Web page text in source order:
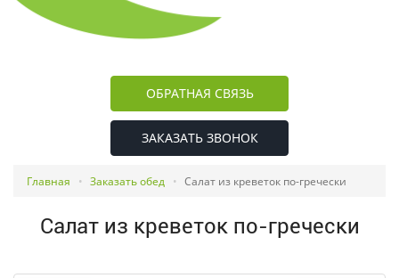
ОБРАТНАЯ СВЯЗЬ
ЗАКАЗАТЬ ЗВОНОК
Главная Заказать обед Салат из креветок по-гречески
Салат из креветок по-гречески